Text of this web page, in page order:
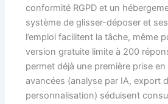
conformité RGPD et un
système de glisser-déposer et
l’emploi facilitent la tâche, même
version gratuite limite à 200
permet déjà une première prise
avancées (analyse par IA, export
personnalisation) séduisent